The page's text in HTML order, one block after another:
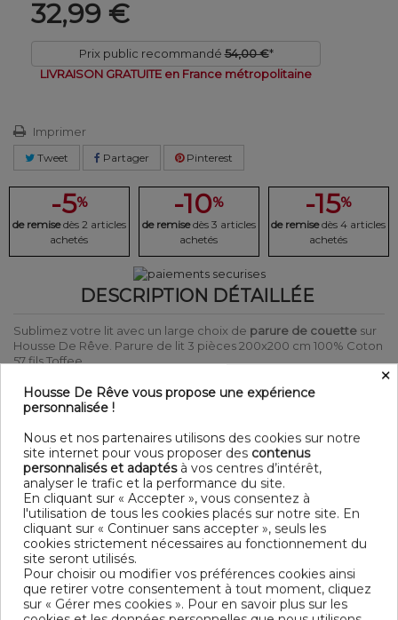
32,99 €
Prix public recommandé 54,00 €*
LIVRAISON GRATUITE en France métropolitaine
Imprimer
Tweet Partager Pinterest
-5%
de remise dès 2 articles
achetés
-10%
de remise dès 3 articles
achetés
-15%
de remise dès 4 articles
achetés
DESCRIPTION DÉTAILLÉE
Sublimez votre lit avec un large choix de parure de couette sur
Housse De Rêve. Parure de lit 3 pièces 200x200 cm 100% Coton
57 fils Toffee.
Produit certifié Oeko-Tex® : Garantit que les articles testés et
certifiés ne présentent pas de substances nocives pouvant nuire
DÉTAIL
Matière : 100% Coton 57 fils
Couleur : Motifs
Entretien : Lavable en machine à 40°C
Parure de lit 3 pièces
Finition housse de couette : Bouton
Finition taie d'oreiller : Portefeuille
Modèle : Toffee
Tissage serré - 57 fils /cm²
×
Housse De Rêve vous propose une expérience
personnalisée !
Nous et nos partenaires utilisons des cookies sur notre
site internet pour vous proposer des contenus
personnalisés et adaptésà vos centres d’intérêt,
analyser le trafic et la performance du site.
En cliquant sur « Accepter », vous consentez à
l'utilisation de tous les cookies placés sur notre site. En
cliquant sur « Continuer sans accepter », seuls les
cookies strictement nécessaires au fonctionnement du
site seront utilisés.
Pour choisir ou modifier vos préférences cookies ainsi
que retirer votre consentement à tout moment, cliquez
sur « Gérer mes cookies ». Pour en savoir plus sur les